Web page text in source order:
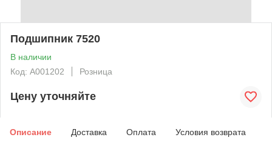
Подшипник 7520
В наличии
Код: А001202
Розница
Цену уточняйте
Описание Доставка Оплата Условия возврата